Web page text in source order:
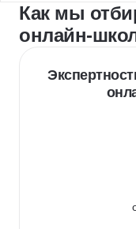
Как мы
онлайн-